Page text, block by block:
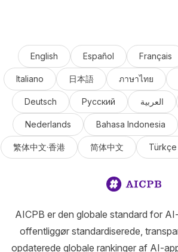
English Español Français
Italiano 日本語 ภาษาไทย
Deutsch Русский العربية
Nederlands Bahasa Indonesia
繁体中文·香港 简体中文 Türkçe
AICPB er den globale standard for
offentliggør standardiserede,
opdaterede globale rankinger af AI-